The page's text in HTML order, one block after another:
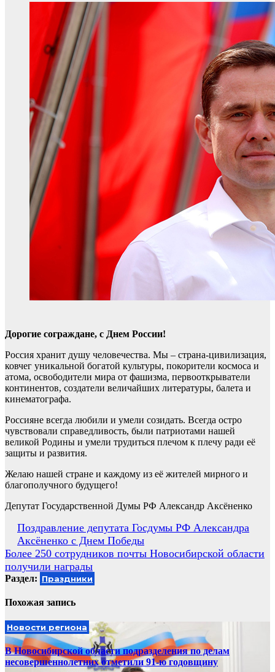
Дорогие сограждане, с Днем России!
Россия хранит душу человечества. Мы – страна-цивилизация,
ковчег уникальной богатой культуры, покорители космоса и
атома, освободители мира от фашизма, первооткрыватели
континентов, создатели величайших литературы, балета и
кинематографа.
Россияне всегда любили и умели созидать. Всегда остро
чувствовали справедливость, были патриотами нашей
великой Родины и умели трудиться плечом к плечу ради её
защиты и развития.
Желаю нашей стране и каждому из её жителей мирного и
благополучного будущего!
Депутат Государственной Думы РФ Александр Аксёненко
Навигация
по
записям
Поздравление депутата Госдумы РФ Александра
Аксёненко с Днем Победы
Более 250 сотрудников почты Новосибирской области
получили награды
Раздел: Праздники
Похожая запись
Новости региона
В Новосибирской области подразделения по делам
несовершеннолетних отметили 91-ю годовщину